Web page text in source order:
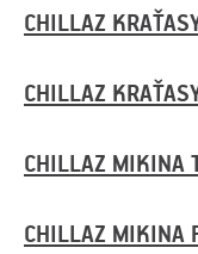
CHILLAZ
CHILLAZ
CHILLAZ MIKINA
CHILLAZ MIKINA